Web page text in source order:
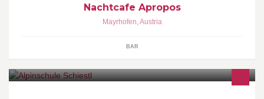
Nachtcafe Apropos
Mayrhofen,Austria
BAR